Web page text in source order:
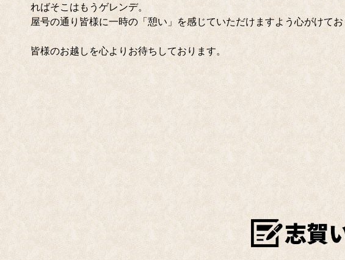
ればそこはもうゲレンデ。
屋号の通り皆様に一時の「憩い」を感じていただけますよう心がけてお
皆様のお越しを心よりお待ちしております。